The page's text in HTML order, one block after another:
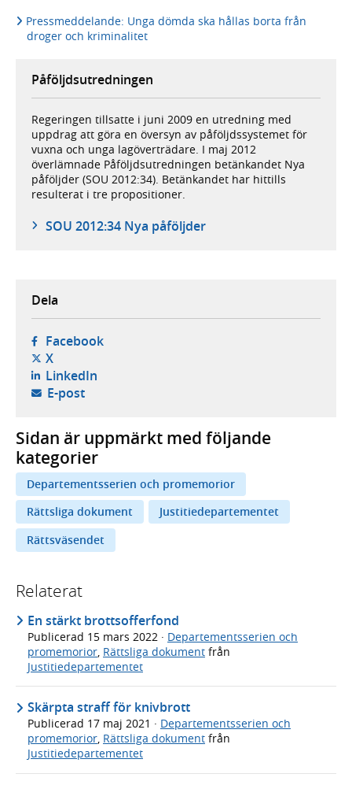
Pressmeddelande: Unga dömda ska hållas borta från
droger och kriminalitet
Påföljdsutredningen
Regeringen tillsatte i juni 2009 en utredning med
uppdrag att göra en översyn av påföljdssystemet för
vuxna och unga lagöverträdare. I maj 2012
överlämnade Påföljdsutredningen betänkandet Nya
påföljder (SOU 2012:34). Betänkandet har hittills
resulterat i tre propositioner.
SOU 2012:34 Nya påföljder
Dela
Facebook- öppnas i ny flik, extern webbplats,
X- öppnas i ny flik, extern webbplats,
LinkedIn- öppnas i ny flik, extern webbplats,
E-post- öppnar din e-postklient,
Sidan är uppmärkt med följande
kategorier
Departementsserien och promemorior
Rättsliga dokument
Justitiedepartementet
Rättsväsendet
Relaterat
En stärkt brottsofferfond
Publicerad 15 mars 2022 · Departementsserien och
promemorior, Rättsliga dokument från
Justitiedepartementet
Skärpta straff för knivbrott
Publicerad 17 maj 2021 · Departementsserien och
promemorior, Rättsliga dokument från
Justitiedepartementet